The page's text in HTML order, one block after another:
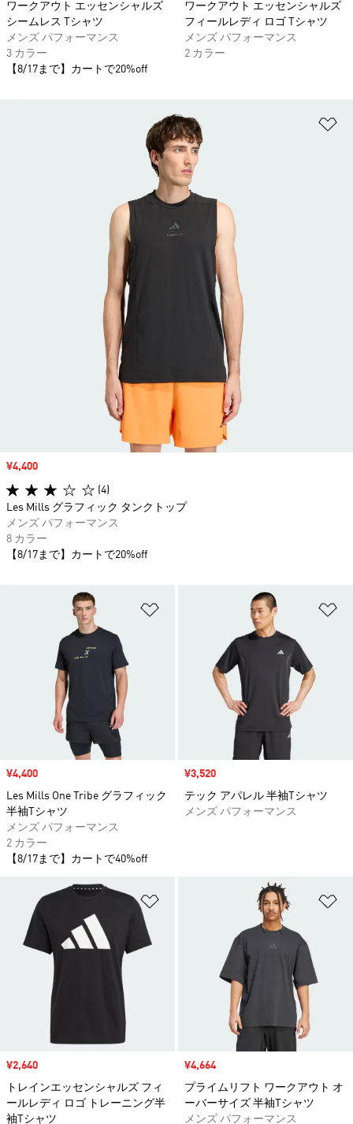
ワークアウト エッセンシャルズ
シームレス Tシャツ
メンズ パフォーマンス
3 カラー
【8/17まで】カートで20%off
ワークアウト エッセンシャルズ
フィールレディ ロゴ Tシャツ
メンズ パフォーマンス
2 カラー
ほしいものリストに追加
セール価格
¥4,400
Les Mills One Tribe グラフィック
半袖Tシャツ
メンズ パフォーマンス
2 カラー
【8/17まで】カートで40%off
セール価格
¥3,520
テック アパレル 半袖Tシャツ
メンズ パフォーマンス
ほしいものリストに追加
セール価格
¥2,640
トレインエッセンシャルズ フィ
ールレディ ロゴ トレーニング半
袖Tシャツ
セール価格
¥4,664
プライムリフト ワークアウト オ
ーバーサイズ 半袖Tシャツ
メンズ パフォーマンス
セール価格
¥4,400
(4)
Les Mills グラフィック タンクトップ
メンズ パフォーマンス
8 カラー
【8/17まで】カートで20%off